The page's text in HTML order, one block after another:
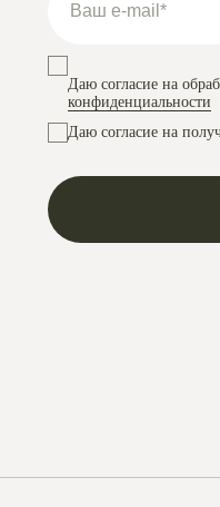
Даю согласие на
конфиденциальности
Даю согласие на